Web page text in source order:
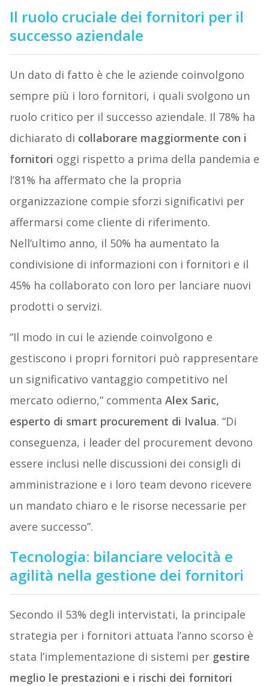
Il ruolo cruciale dei fornitori per il
successo aziendale
Un dato di fatto è che le aziende coinvolgono
sempre più i loro fornitori, i quali svolgono un
ruolo critico per il successo aziendale. Il 78% ha
dichiarato di collaborare maggiormente con i
fornitori oggi rispetto a prima della pandemia e
l’81% ha affermato che la propria
organizzazione compie sforzi significativi per
affermarsi come cliente di riferimento.
Nell’ultimo anno, il 50% ha aumentato la
condivisione di informazioni con i fornitori e il
45% ha collaborato con loro per lanciare nuovi
prodotti o servizi.
“Il modo in cui le aziende coinvolgono e
gestiscono i propri fornitori può rappresentare
un significativo vantaggio competitivo nel
mercato odierno,” commenta Alex Saric,
esperto di smart procurement di Ivalua. “Di
conseguenza, i leader del procurement devono
essere inclusi nelle discussioni dei consigli di
amministrazione e i loro team devono ricevere
un mandato chiaro e le risorse necessarie per
avere successo”.
Tecnologia: bilanciare velocità e
agilità nella gestione dei fornitori
Secondo il 53% degli intervistati, la principale
strategia per i fornitori attuata l’anno scorso è
stata l’implementazione di sistemi per gestire
meglio le prestazioni e i rischi dei fornitori